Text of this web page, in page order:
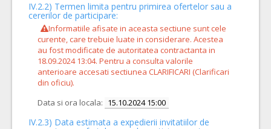
IV.2.2) Termen limita pentru primirea ofertelor sau a
cererilor de participare:
Informatiile afisate in aceasta sectiune sunt cele
curente, care trebuie luate in considerare. Acestea
au fost modificate de autoritatea contractanta in
18.09.2024 13:04. Pentru a consulta valorile
anterioare accesati sectiunea CLARIFICARI (Clarificari
din oficiu).
Data si ora locala: 15.10.2024 15:00
IV.2.3) Data estimata a expedierii invitatiilor de